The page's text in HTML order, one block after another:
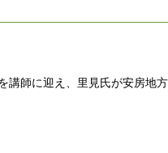
師に迎え、里見氏が安房地